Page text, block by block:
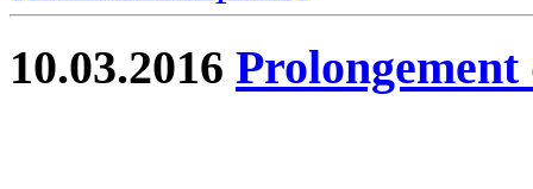
10.03.2016